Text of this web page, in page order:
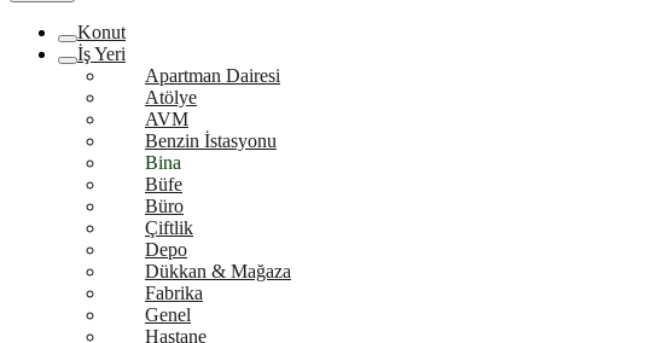
Konut
İş Yeri
Apartman Dairesi
Atölye
AVM
Benzin İstasyonu
Bina
Büfe
Büro
Çiftlik
Depo
Dükkan & Mağaza
Fabrika
Genel
Hastane